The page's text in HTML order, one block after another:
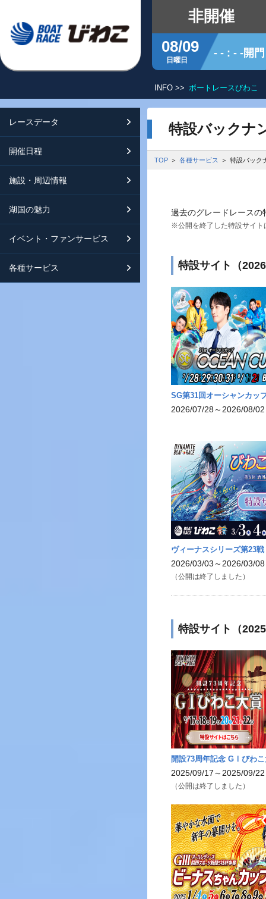
非開催
08/09
日曜日
- - : - -開門
レースデータ シリーズインデックス
レース展望
ボートデータ
開催日程
開催日程
開催日程（年間）
施設・周辺情報
交通ガイド
施設ガイド
ボートレースびわこを知る
湖国の魅力
イベント・ファンサービス
各種サービス
特設バックナンバー
淡海ポイント倶楽部
スマートフォンサイト紹介
INFO >>
【令和8年10月1日以降】横断
特設バックナ
TOP 各種サービス 特設バック
過去のグレードレース
※公開を終了した特設サイト
特設サイト（
SG第31回オーシャンカッ
2026/07/28～2026/08/02
ヴィーナスシリーズ第23戦
2026/03/03～2026/03/08
（公開は終了しました）
特設サイト（
開設73周年記念 GⅠびわ
2025/09/17～2025/09/22
（公開は終了しました）